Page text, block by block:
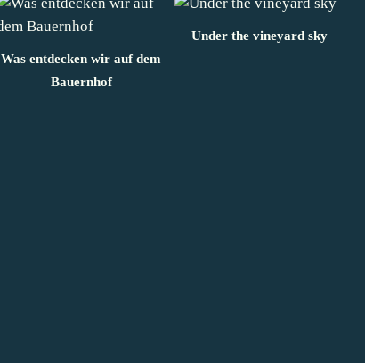
Was entdecken wir auf dem
Bauernhof
Under the vineyard sky